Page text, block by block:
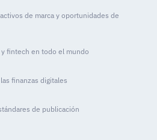
de marca y oportunidades de
fintech en todo el mundo
finanzas digitales
de publicación